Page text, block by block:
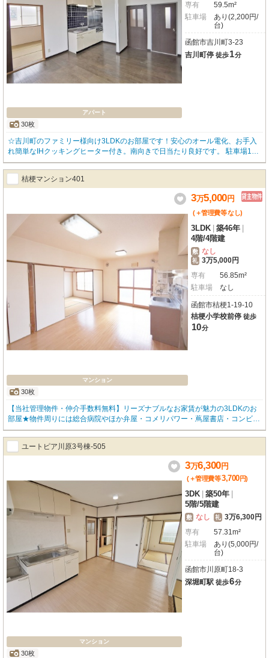
アパート
30枚
専有
59.5m²
駐車場
あり(2,200円/
台)
函館市吉川町3-23
吉川町停 徒歩1分
☆吉川町のファミリー様向け3LDKのお部屋です！安心のオール電化、お手入
れ簡単なIHクッキングヒーター付き。南向きで日当たり良好です。 駐車場1台
込みのリーズナブルなお家賃、お問い合わせはOKハウス函館店(0138-85-862
2)まで、お気軽にご連絡下さい☆
桔梗マンション401
マンション
30枚
3万5,000円
(＋管理費等なし)
3LDK 築46年
4階/4階建
敷 なし
礼 3万5,000円
専有
56.85m²
駐車場
なし
函館市桔梗1-19-10
桔梗小学校前停 徒歩
10分
【当社管理物件・仲介手数料無料】リーズナブルなお家賃が魅力の3LDKのお
部屋★物件周りには総合病院やほか弁屋・コメリパワー・蔦屋書店・コンビ
ニ・ドラッグストア・公園などがあり、買い物に生活に不自由しません♥ まず
は内覧などしてみませんか？(*´∀)ノ★お問い合わせはOKハウス函館店(0138-8
5-8622)まで、お気軽にどうぞ★
ユートピア川原3号棟-505
マンション
30枚
3万6,300円
(＋管理費等3,700円)
3DK 築50年
5階/5階建
敷 なし 礼 3万6,300円
専有
57.31m²
駐車場
あり(5,000円/
台)
函館市川原町18-3
深堀町駅 徒歩6分